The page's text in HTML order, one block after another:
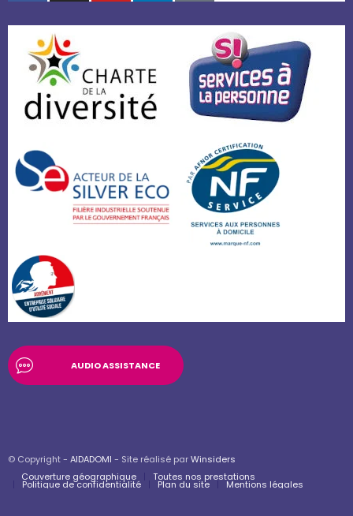
AUDIO ASSISTANCE
© Copyright - AIDADOMI - Site réalisé parWinsiders
Couverture géographique
Toutes nos prestations
Politique de confidentialité Plan du site Mentions légales